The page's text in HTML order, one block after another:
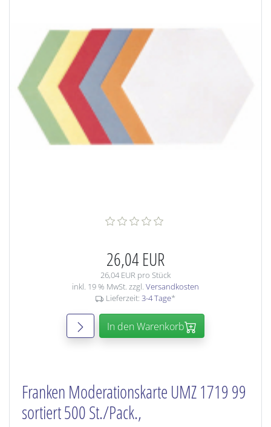
26,04 EUR
26,04 EUR pro Stück
inkl. 19 % MwSt. zzgl. Versandkosten
Lieferzeit: 3-4 Tage*
In den Warenkorb
Franken Moderationskarte UMZ 1719 99
sortiert 500 St./Pack.,